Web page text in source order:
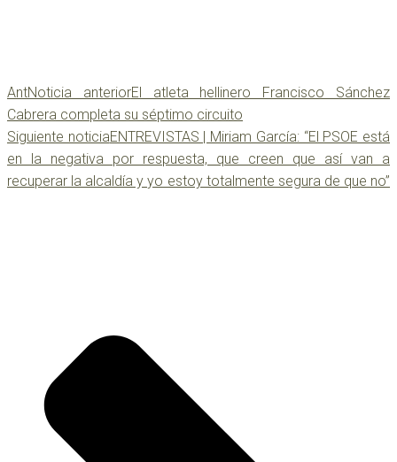
AntNoticia anteriorEl atleta hellinero Francisco Sánchez
Cabrera completa su séptimo circuito
Siguiente noticiaENTREVISTAS | Miriam García: “El PSOE está
en la negativa por respuesta, que creen que así van a
recuperar la alcaldía y yo estoy totalmente segura de que no”